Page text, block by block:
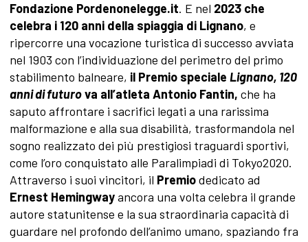
Fondazione Pordenonelegge.it. E nel 2023 che
celebra i 120 anni della spiaggia di Lignano, e
ripercorre una vocazione turistica di successo avviata
nel 1903 con l’individuazione del perimetro del primo
stabilimento balneare, il Premio speciale Lignano, 120
anni di futurova all’atleta Antonio Fantin, che ha
saputo affrontare i sacrifici legati a una rarissima
malformazione e alla sua disabilità, trasformandola nel
sogno realizzato dei più prestigiosi traguardi sportivi,
come l’oro conquistato alle Paralimpiadi di Tokyo2020.
Attraverso i suoi vincitori, il Premiodedicato ad
Ernest Hemingwayancora una volta celebra il grande
autore statunitense e la sua straordinaria capacità di
guardare nel profondo dell’animo umano, spaziando fra